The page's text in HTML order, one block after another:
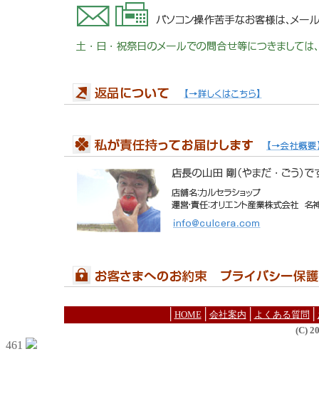
HOME│ 会社案内 よくある質問
(C)
461